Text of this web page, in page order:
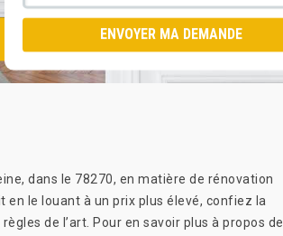
dans le 78270, en matière de rénovation
le louant à un prix plus élevé, confiez la
de l’art. Pour en savoir plus à propos de